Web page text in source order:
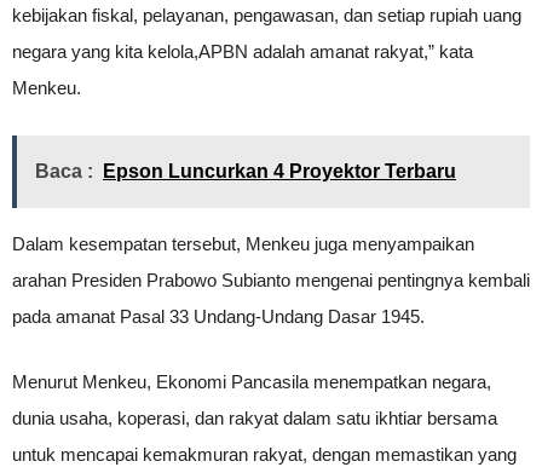
kebijakan fiskal, pelayanan, pengawasan, dan setiap rupiah uang
negara yang kita kelola,APBN adalah amanat rakyat,” kata
Menkeu.
Baca : Epson Luncurkan 4 Proyektor Terbaru
Dalam kesempatan tersebut, Menkeu juga menyampaikan
arahan Presiden Prabowo Subianto mengenai pentingnya kembali
pada amanat Pasal 33 Undang-Undang Dasar 1945.
Menurut Menkeu, Ekonomi Pancasila menempatkan negara,
dunia usaha, koperasi, dan rakyat dalam satu ikhtiar bersama
untuk mencapai kemakmuran rakyat, dengan memastikan yang